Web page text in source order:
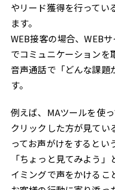
やリード獲得を行ってい
ます。
WEB接客の場合、WEB
でコミュニケーションを
音声通話で「どんな課題
す。
例えば、MAツールを使
クリックした方が見てい
ってお声がけをするとい
「ちょっと見てみよう
イミングで声をかけるこ